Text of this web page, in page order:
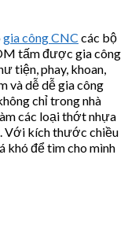
gia công CNC các bộ
tấm được gia công
tiện, phay, khoan,
và dễ dễ gia công
chỉ trong nhà
các loại thớt nhựa
Với kích thước chiều
khó để tìm cho mình